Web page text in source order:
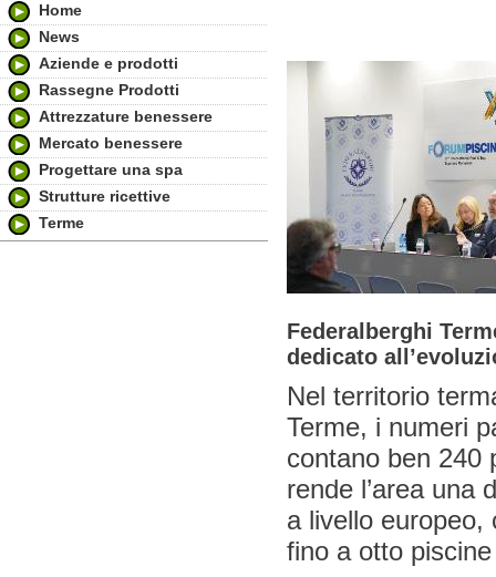
Home
News
Aziende e prodotti
Rassegne Prodotti
Attrezzature benessere
Mercato benessere
Progettare una spa
Strutture ricettive
Terme
Federalberghi
dedicato
Nel territorio
Terme, i numeri
contano ben 240
rende l’area una
a livello
fino a otto